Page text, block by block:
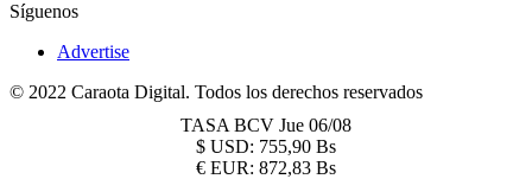
Síguenos
Advertise
© 2022 Caraota Digital. Todos los derechos reservados
TASA BCV Jue 06/08
$ USD: 755,90 Bs
€ EUR: 872,83 Bs